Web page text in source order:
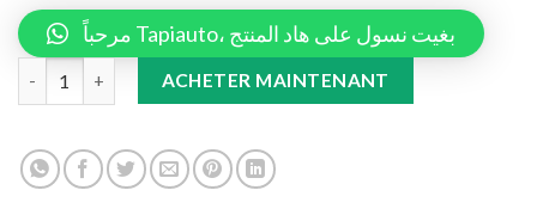
مرحباً Tapiauto، بغيت نسول على هاد المنتج
Tapis 8D Noir/Rouge Prado quantity
ACHETER MAINTENANT